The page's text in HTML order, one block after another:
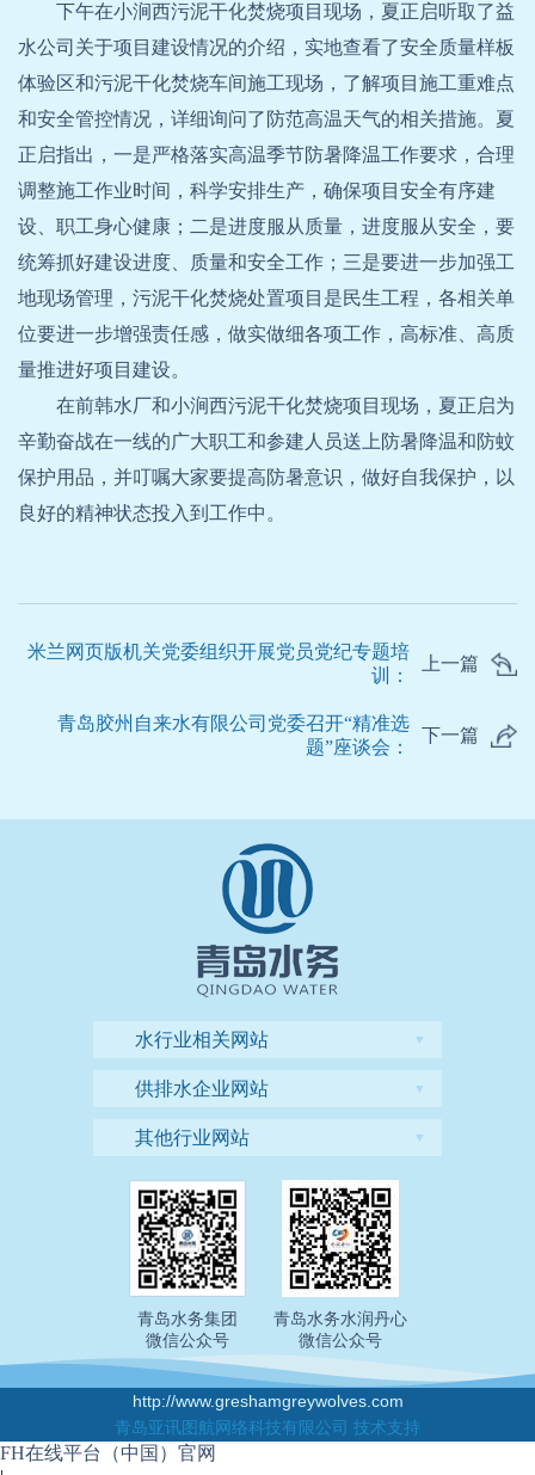
下午在小涧西污泥干化焚烧项目现场，夏正启听取了益
水公司关于项目建设情况的介绍，实地查看了安全质量样板
体验区和污泥干化焚烧车间施工现场，了解项目施工重难点
和安全管控情况，详细询问了防范高温天气的相关措施。夏
正启指出，一是严格落实高温季节防暑降温工作要求，合理
调整施工作业时间，科学安排生产，确保项目安全有序建
设、职工身心健康；二是进度服从质量，进度服从安全，要
统筹抓好建设进度、质量和安全工作；三是要进一步加强工
地现场管理，污泥干化焚烧处置项目是民生工程，各相关单
位要进一步增强责任感，做实做细各项工作，高标准、高质
量推进好项目建设。
在前韩水厂和小涧西污泥干化焚烧项目现场，夏正启为
辛勤奋战在一线的广大职工和参建人员送上防暑降温和防蚊
保护用品，并叮嘱大家要提高防暑意识，做好自我保护，以
良好的精神状态投入到工作中。
米兰网页版机关党委组织开展党员党纪专题培
训：
上一篇
青岛胶州自来水有限公司党委召开“精准选
题”座谈会：
下一篇
水行业相关网站 ▼
供排水企业网站 ▼
其他行业网站 ▼
青岛水务集团
微信公众号
青岛水务水润丹心
微信公众号
http://www.greshamgreywolves.com
青岛亚讯图航网络科技有限公司 技术支持
FH在线平台（中国）官网